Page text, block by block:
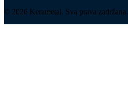
© 2026 Kerametal. Sva prava zadržana.